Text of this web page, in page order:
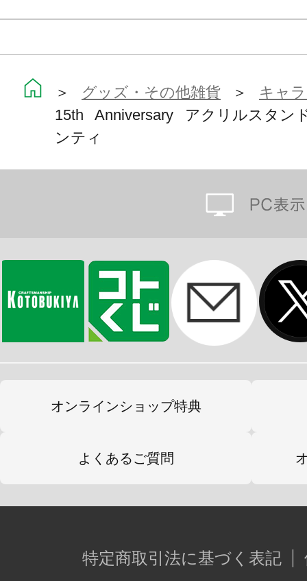
＞ グッズ・その他雑貨 ＞ キャ
15th Anniversary アクリルスタン
ンティ
オンラインショップ特典
よくあるご質問
特定商取引法に基づく表記